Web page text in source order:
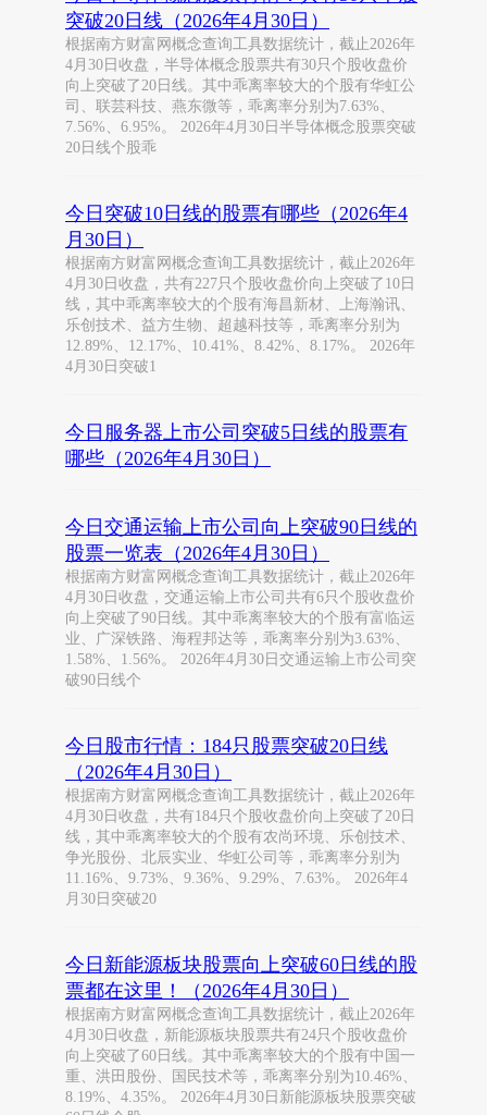
突破20日线（2026年4月30日）
根据南方财富网概念查询工具数据统计，截止2026年
4月30日收盘，半导体概念股票共有30只个股收盘价
向上突破了20日线。其中乖离率较大的个股有华虹公
司、联芸科技、燕东微等，乖离率分别为7.63%、
7.56%、6.95%。 2026年4月30日半导体概念股票突破
20日线个股乖
今日突破10日线的股票有哪些（2026年4
月30日）
根据南方财富网概念查询工具数据统计，截止2026年
4月30日收盘，共有227只个股收盘价向上突破了10日
线，其中乖离率较大的个股有海昌新材、上海瀚讯、
乐创技术、益方生物、超越科技等，乖离率分别为
12.89%、12.17%、10.41%、8.42%、8.17%。 2026年
4月30日突破1
今日服务器上市公司突破5日线的股票有
哪些（2026年4月30日）
今日交通运输上市公司向上突破90日线的
股票一览表（2026年4月30日）
根据南方财富网概念查询工具数据统计，截止2026年
4月30日收盘，交通运输上市公司共有6只个股收盘价
向上突破了90日线。其中乖离率较大的个股有富临运
业、广深铁路、海程邦达等，乖离率分别为3.63%、
1.58%、1.56%。 2026年4月30日交通运输上市公司突
破90日线个
今日股市行情：184只股票突破20日线
（2026年4月30日）
根据南方财富网概念查询工具数据统计，截止2026年
4月30日收盘，共有184只个股收盘价向上突破了20日
线，其中乖离率较大的个股有农尚环境、乐创技术、
争光股份、北辰实业、华虹公司等，乖离率分别为
11.16%、9.73%、9.36%、9.29%、7.63%。 2026年4
月30日突破20
今日新能源板块股票向上突破60日线的股
票都在这里！（2026年4月30日）
根据南方财富网概念查询工具数据统计，截止2026年
4月30日收盘，新能源板块股票共有24只个股收盘价
向上突破了60日线。其中乖离率较大的个股有中国一
重、洪田股份、国民技术等，乖离率分别为10.46%、
8.19%、4.35%。 2026年4月30日新能源板块股票突破